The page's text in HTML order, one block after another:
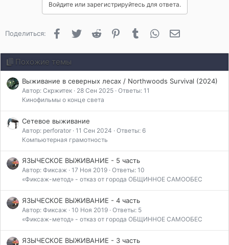
Войдите или зарегистрируйтесь для ответа.
Поделиться: FacebookTwitter Reddit PinterestTumblr WhatsApp
Похожие темы
Выживание в северных лесах / Northwoods Survival (2024)
Автор: Скржитек 28 Сен 2025 Ответы: 11
Кинофильмы о конце света
Сетевое выживание
Автор: perforator 11 Сен 2024
Ответы: 6
Компьютерная грамотность
ЯЗЫЧЕСКОЕ ВЫЖИВАНИЕ - 5 часть
Автор: Фиксаж 17 Ноя 2019 Ответы: 10
«Фиксаж-метод» - отказ от города ОБЩИННОЕ САМООБЕС
ЯЗЫЧЕСКОЕ ВЫЖИВАНИЕ - 4 часть
Автор: Фиксаж 10 Ноя 2019 Ответы: 5
«Фиксаж-метод» - отказ от города ОБЩИННОЕ САМООБЕС
ЯЗЫЧЕСКОЕ ВЫЖИВАНИЕ - 3 часть